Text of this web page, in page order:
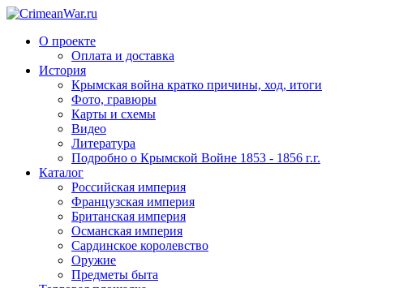
О проекте
Оплата и доставка
История
Крымская война кратко причины, ход, итоги
Фото, гравюры
Карты и схемы
Видео
Литература
Подробно о Крымской Войне 1853 - 1856 г.г.
Каталог
Российская империя
Французская империя
Британская империя
Османская империя
Сардинское королевство
Оружие
Предметы быта